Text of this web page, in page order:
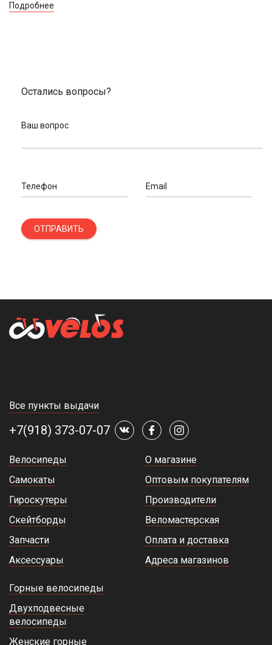
Подробнее
Остались вопросы?
Ваш вопрос
Телефон Email
ОТПРАВИТЬ
Все пункты выдачи
+7(918) 373-07-07
Велосипеды
Самокаты
Гироскутеры
Скейтборды
Запчасти
Аксессуары
О магазине
Оптовым покупателям
Производители
Веломастерская
Оплата и доставка
Адреса магазинов
Горные велосипеды
Двухподвесные
велосипеды
Женские горные